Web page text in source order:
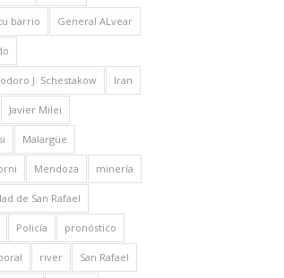
barrio General ALvear
J. Schestakow Iran
Javier Milei
Malargüe
Mendoza minería
de San Rafael
Policía pronóstico
river San Rafael